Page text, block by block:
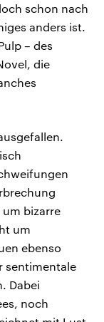
schon nach
anders ist.
– des
die
bizarre
um
ebenso
sentimentale
Dabei
noch